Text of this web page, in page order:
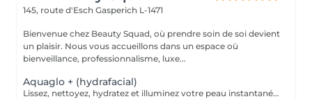
145, route d'Esch Gasperich L-1471
Bienvenue chez Beauty Squad, où prendre soin de soi devient
un plaisir. Nous vous accueillons dans un espace où
bienveillance, professionnalisme, luxe...
Aquaglo + (hydrafacial)
Lissez, nettoyez, hydratez et illuminez votre peau instantanément grâce à notre soin Aquaglo+ et sa technologie exclusive. Ce soin est une véritable innovation inégalable dans la revitalisation d'une peau éclatante,Aquaglo + est 100% personnalisable en fonction de chaque état de peau. 1 soin : 145€ Forfait 5 soins : 650€